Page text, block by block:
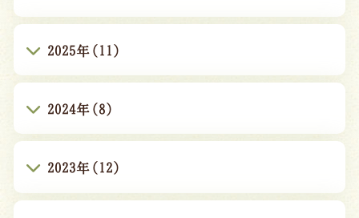
2025年(11)
2024年(8)
2023年(12)